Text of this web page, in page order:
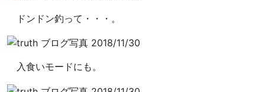
ドンドン釣って・・・。
入食いモードにも。